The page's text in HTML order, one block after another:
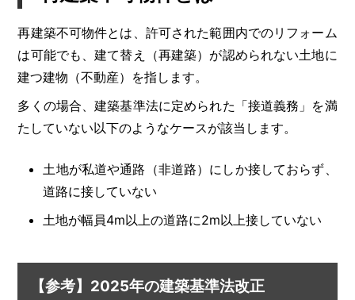
再建築不可物件とは、許可された範囲内でのリフォーム
は可能でも、建て替え（再建築）が認められない土地に
建つ建物（不動産）を指します。
多くの場合、建築基準法に定められた「接道義務」を満
たしていない以下のようなケースが該当します。
土地が私道や通路（非道路）にしか接しておらず、
道路に接していない
土地が幅員4m以上の道路に2m以上接していない
【参考】2025年の建築基準法改正